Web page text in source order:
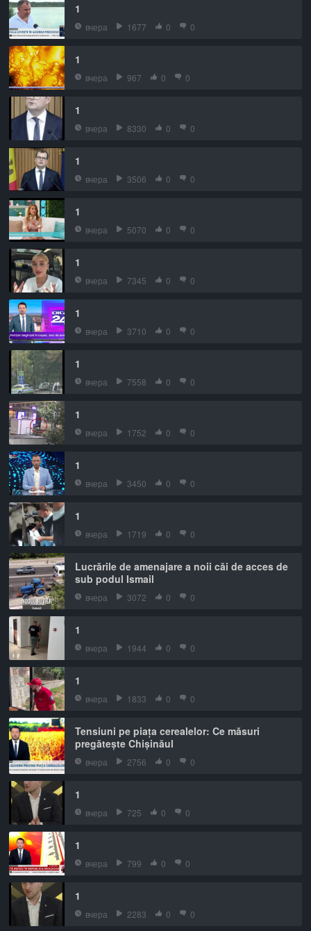
1
вчера 1677 0 0
1
вчера 967 0 0
1
вчера 8330 0 0
1
вчера 3506 0 0
1
вчера 5070 0 0
1
вчера 7345 0 0
1
вчера 3710 0 0
1
вчера 7558 0 0
1
вчера 1752 0 0
1
вчера 3450 0 0
1
вчера 1719 0 0
Lucrările de amenajare a noii căi de acces de
sub podul Ismail
вчера 3072 0 0
1
вчера 1944 0 0
1
вчера 1833 0 0
Tensiuni pe piața cerealelor: Ce măsuri
pregătește Chișinăul
вчера 2756 0 0
1
вчера 725 0 0
1
вчера 799 0 0
1
вчера 2283 0 0